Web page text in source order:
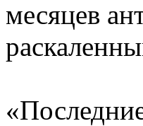
месяцев